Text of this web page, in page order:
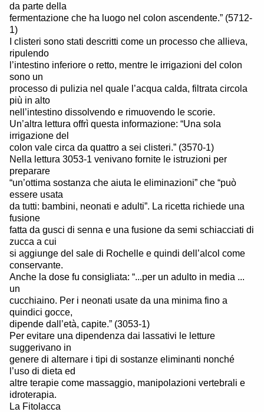
da parte della
fermentazione che ha luogo nel colon ascendente.” (5712-
1)
I clisteri sono stati descritti come un processo che allieva,
ripulendo
l’intestino inferiore o retto, mentre le irrigazioni del colon
sono un
processo di pulizia nel quale l’acqua calda, filtrata circola
più in alto
nell’intestino dissolvendo e rimuovendo le scorie.
Un’altra lettura offrì questa informazione: “Una sola
irrigazione del
colon vale circa da quattro a sei clisteri.” (3570-1)
Nella lettura 3053-1 venivano fornite le istruzioni per
preparare
“un’ottima sostanza che aiuta le eliminazioni” che “può
essere usata
da tutti: bambini, neonati e adulti”. La ricetta richiede una
fusione
fatta da gusci di senna e una fusione da semi schiacciati di
zucca a cui
si aggiunge del sale di Rochelle e quindi dell’alcol come
conservante.
Anche la dose fu consigliata: “...per un adulto in media ...
un
cucchiaino. Per i neonati usate da una minima fino a
quindici gocce,
dipende dall’età, capite.” (3053-1)
Per evitare una dipendenza dai lassativi le letture
suggerivano in
genere di alternare i tipi di sostanze eliminanti nonché
l’uso di dieta ed
altre terapie come massaggio, manipolazioni vertebrali e
idroterapia.
La Fitolacca